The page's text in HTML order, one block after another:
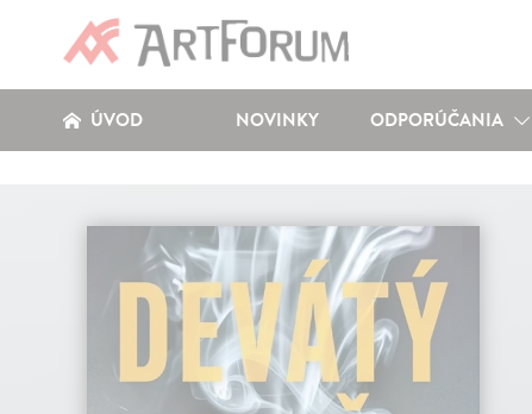
ÚVOD NOVINKY ODPORÚČANIA